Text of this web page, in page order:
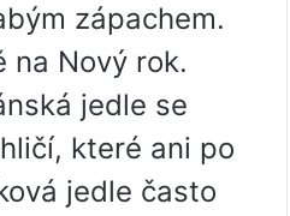
zápachem.
na Nový rok.
jedle se
které ani po
jedle často